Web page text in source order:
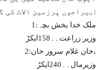
بیراجوں پرزمین الاٹ کی گئی۔ انکی تفصیل یوں ہے:
1:ملک خدا بخش بچہ
وزیر زراعت۔۔158ایکڑ
2:خان غلام سرور خان،
وزیرمال۔۔240ایکڑ